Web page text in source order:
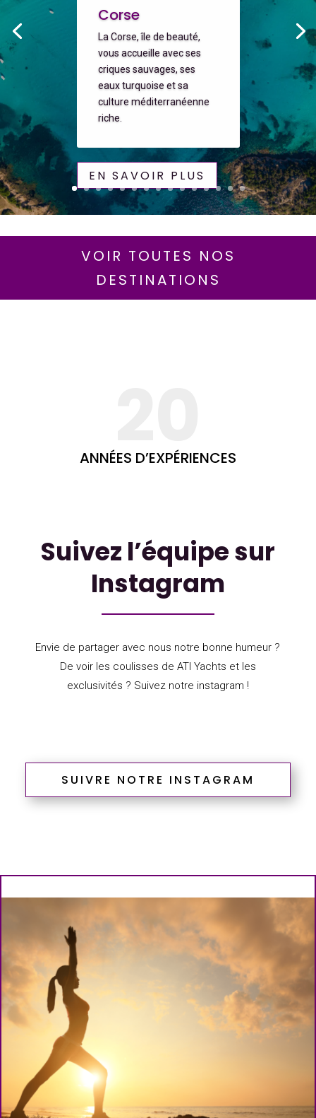
Corse
La Corse, île de beauté,
vous accueille avec ses
criques sauvages, ses
eaux turquoise et sa
culture méditerranéenne
riche.
EN SAVOIR PLUS
VOIR TOUTES NOS
DESTINATIONS
ANNÉES D’EXPÉRIENCES
Suivez l’équipe sur
Instagram
Envie de partager avec nous notre bonne humeur ?
De voir les coulisses de ATI Yachts et les
exclusivités ? Suivez notre instagram !
SUIVRE NOTRE INSTAGRAM